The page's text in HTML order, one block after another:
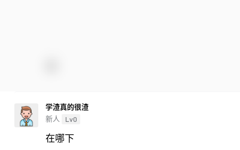
学渣真的很渣
新人
Lv0
在哪下